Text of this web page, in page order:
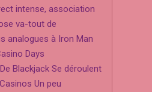
intense, association
va-tout de
analogues à Iron Man
Days
Blackjack Se déroulent
Un peu